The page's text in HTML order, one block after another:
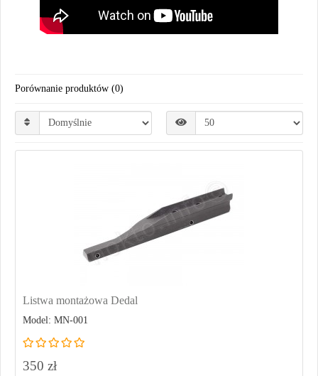
Porównanie produktów (0)
Listwa montażowa Dedal
Model: MN-001
350 zł